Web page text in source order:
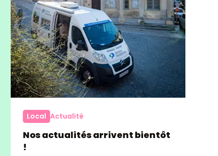
Local Actualité
Nos actualités arrivent bientôt
!